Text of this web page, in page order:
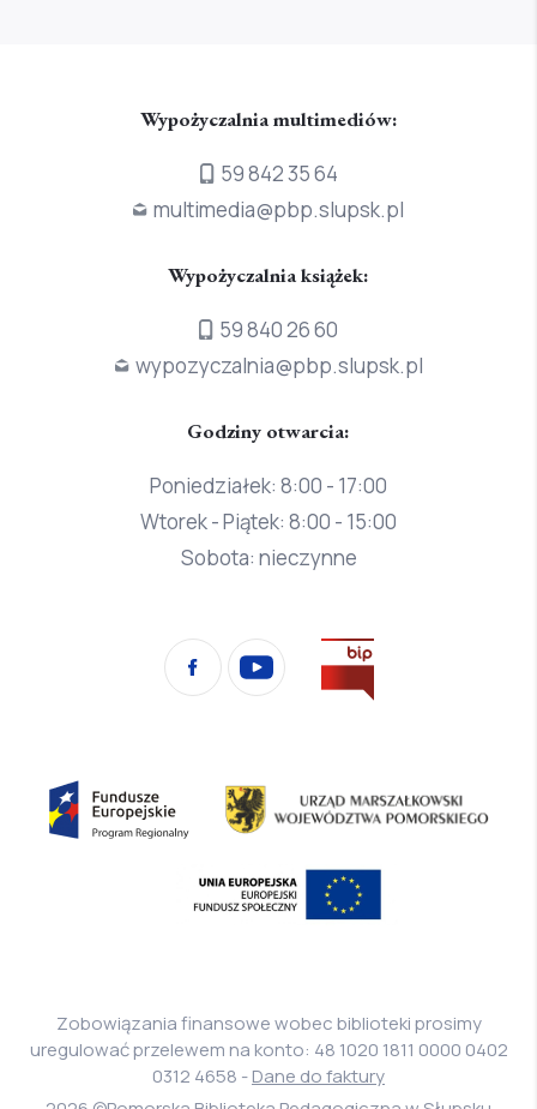
Wypożyczalnia multimediów:
59 842 35 64
multimedia@pbp.slupsk.pl
Wypożyczalnia książek:
59 840 26 60
wypozyczalnia@pbp.slupsk.pl
Godziny otwarcia:
Poniedziałek: 8:00 - 17:00
Wtorek - Piątek: 8:00 - 15:00
Sobota: nieczynne
FacebookYouTube
Przejdź
Publicznej
Fundusze
Europejskie
Urząd
Marszałkowski
Pomorskiego
Europejski
Fundusz
Zobowiązania finansowe wobec biblioteki prosimy
uregulować przelewem na konto: 48 1020 1811 0000 0402
0312 4658 -Dane do faktury